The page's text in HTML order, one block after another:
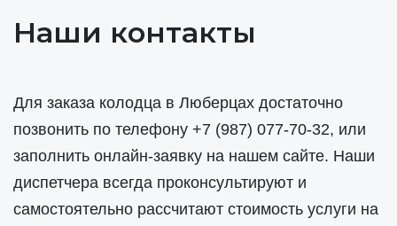
Наши контакты
Для заказа колодца в Люберцах достаточно
позвонить по телефону +7 (987) 077-70-32, или
заполнить онлайн-заявку на нашем сайте. Наши
диспетчера всегда проконсультируют и
самостоятельно рассчитают стоимость услуги на